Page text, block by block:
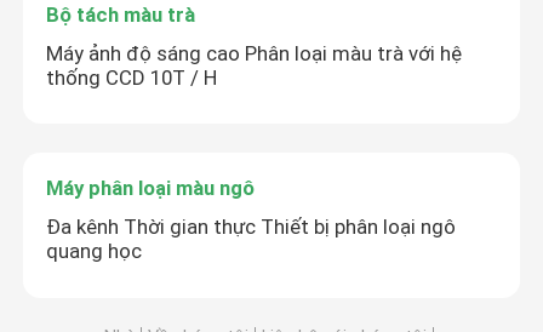
Bộ tách màu trà
Máy ảnh độ sáng cao Phân loại màu trà với hệ
thống CCD 10T / H
Máy phân loại màu ngô
Đa kênh Thời gian thực Thiết bị phân loại ngô
quang học